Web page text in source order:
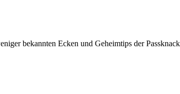
bekannten Ecken und Geheimtips der